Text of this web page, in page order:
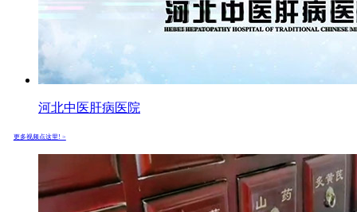
河北中医肝病医院
更多视频点这里! >